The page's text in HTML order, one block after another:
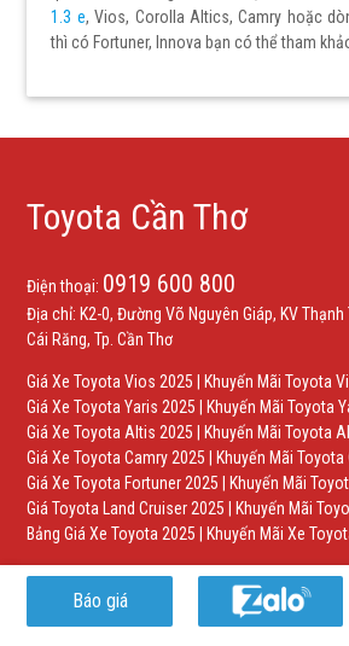
1.3 e, Vios, Corolla Altics, Camry hoặc
thì có Fortuner, Innova bạn có thể tham
Toyota Cần Thơ
Điện thoại: 0919 600 800
Địa chỉ: K2-0, Đường Võ Nguyên Giáp, KV Thạnh
Cái Răng, Tp. Cần Thơ
Giá Xe Toyota Vios 2025
Khuyến Mãi Toyota
Giá Xe Toyota Yaris 2025
Khuyến Mãi Toyota
Giá Xe Toyota Altis 2025
Khuyến Mãi Toyota
Giá Xe Toyota Camry 2025
Khuyến Mãi Toyota
Giá Xe Toyota Fortuner 2025
Khuyến Mãi
Giá Toyota Land Cruiser 2025
Khuyến Mãi
Bảng Giá Xe Toyota 2025
Khuyến Mãi Xe
Báo giá